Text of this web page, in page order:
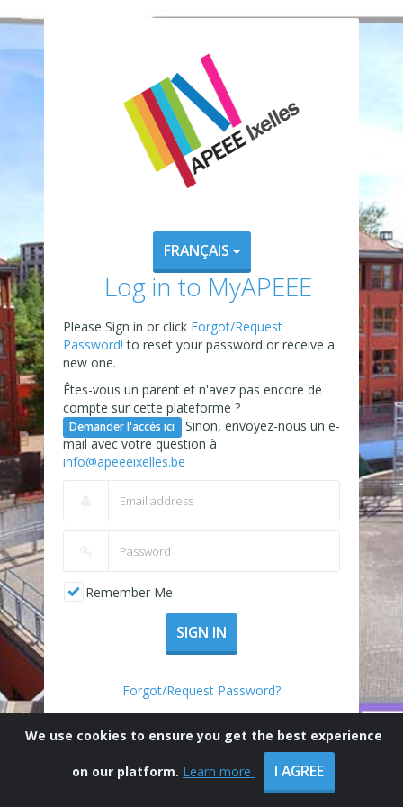
FRANÇAIS
Log in to MyAPEEE
Please Sign in or click Forgot/Request
Password!to reset your password or receive a
new one.
Êtes-vous un parent et n'avez pas encore de
compte sur cette plateforme ?
Demander l'accès ici
Sinon, envoyez-nous un e-
mail avec votre question à
info@apeeeixelles.be
Remember Me
SIGN IN
Forgot/Request Password?
We use cookies to ensure you get the best experience
on our platform. Learn more I AGREE